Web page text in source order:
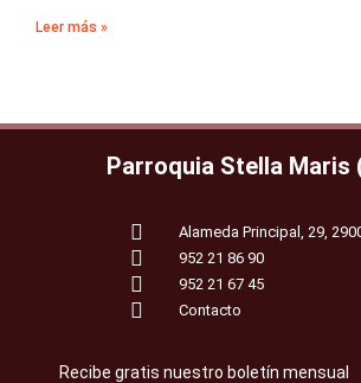
Leer más »
Parroquia Stella Maris
Alameda Principal, 29,
952 21 86 90
952 21 67 45
Contacto
Recibe gratis nuestro boletín mensual